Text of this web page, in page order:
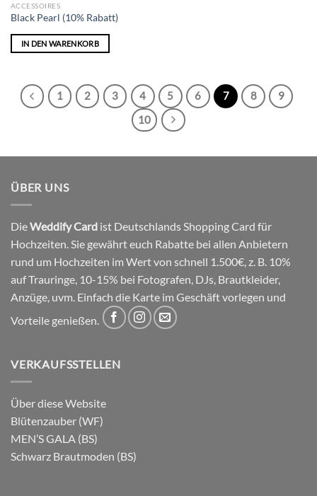
ACCESSOIRES
Black Pearl (10% Rabatt)
IN DEN WARENKORB
1 2 3 4 5 6 7 8
9
10
ÜBER UNS
DieWeddify Card ist Deutschlands Shopping Card für
Hochzeiten. Sie gewährt euch Rabatte bei allen Anbietern
rund um Hochzeiten im Wert von schnell 1.500€, z. B. 10%
auf Trauringe, 10-15% bei Fotografen, DJs, Brautkleider,
Anzüge, uvm. Einfach die Karte im Geschäft vorlegen und
Vorteile genießen.
VERKAUFSSTELLEN
Über diese Website
Blütenzauber (WF)
MEN’S GALA (BS)
Schwarz Brautmoden (BS)